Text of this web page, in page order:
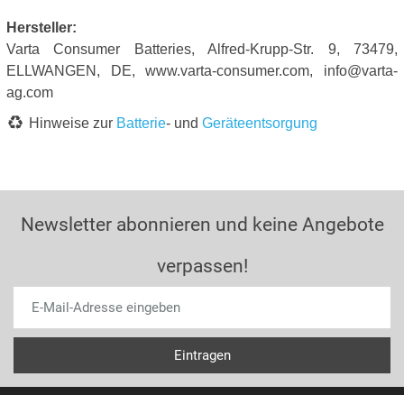
Hersteller:
Varta Consumer Batteries, Alfred-Krupp-Str. 9, 73479,
ELLWANGEN, DE, www.varta-consumer.com, info@varta-
ag.com
Hinweise zur Batterie- und Geräteentsorgung
Newsletter abonnieren und keine Angebote
verpassen!